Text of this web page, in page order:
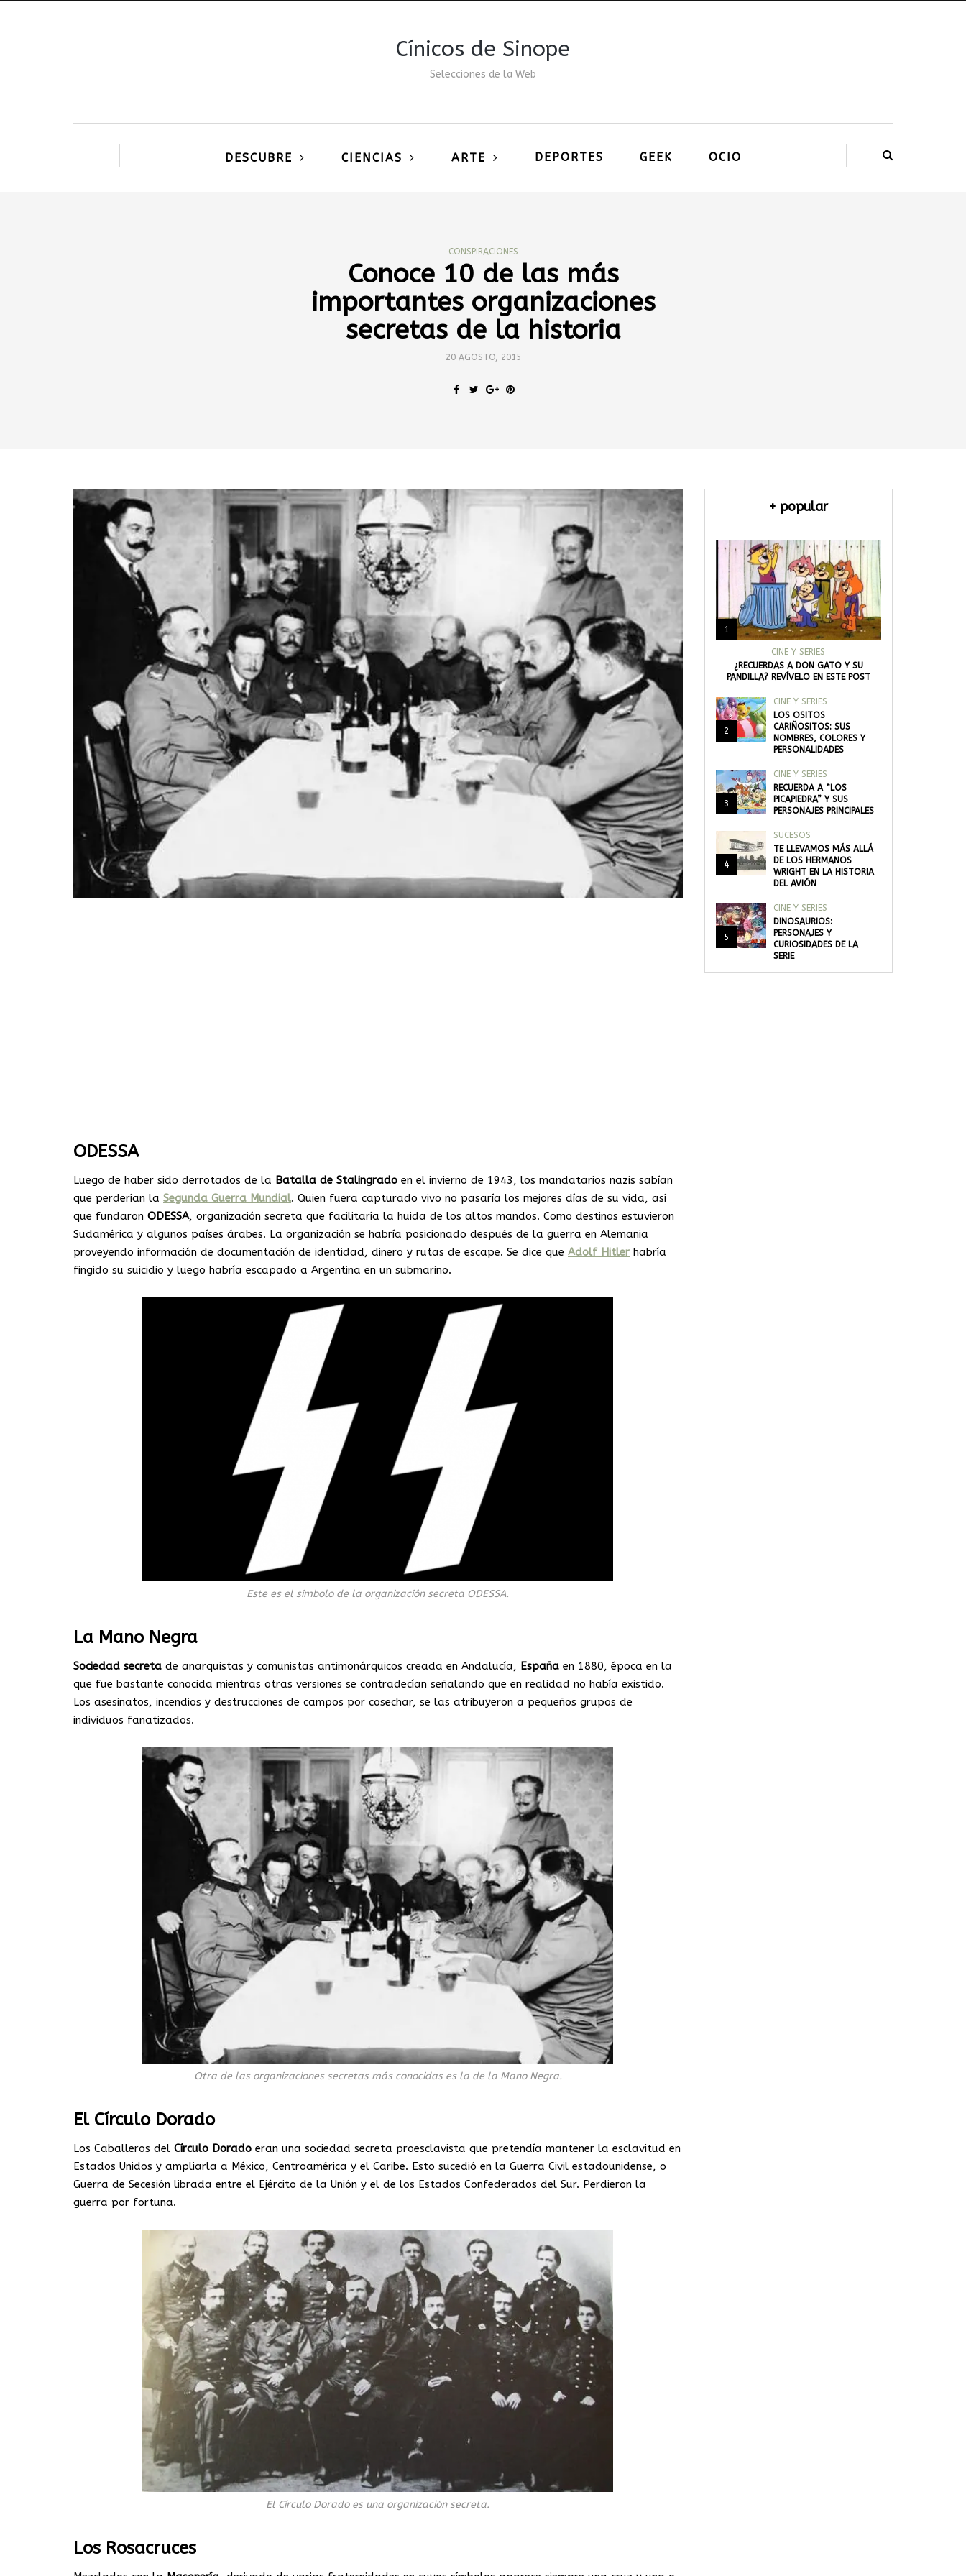
Cínicos de Sinope
Selecciones de la Web
DESCUBRE CIENCIAS ARTE DEPORTES GEEK OCIO
CONSPIRACIONES
Conoce 10 de las más
importantes organizaciones
secretas de la historia
20 AGOSTO, 2015
ODESSA
Luego de haber sido derrotados de la Batalla de Stalingrado en el invierno de 1943, los mandatarios nazis sabían
que perderían la Segunda Guerra Mundial. Quien fuera capturado vivo no pasaría los mejores días de su vida, así
que fundaron ODESSA, organización secreta que facilitaría la huida de los altos mandos. Como destinos estuvieron
Sudamérica y algunos países árabes. La organización se habría posicionado después de la guerra en Alemania
proveyendo información de documentación de identidad, dinero y rutas de escape. Se dice que Adolf Hitler habría
fingido su suicidio y luego habría escapado a Argentina en un submarino.
Este es el símbolo de la organización secreta ODESSA.
La Mano Negra
Sociedad secreta de anarquistas y comunistas antimonárquicos creada en Andalucía, España en 1880, época en la
que fue bastante conocida mientras otras versiones se contradecían señalando que en realidad no había existido.
Los asesinatos, incendios y destrucciones de campos por cosechar, se las atribuyeron a pequeños grupos de
individuos fanatizados.
Otra de las organizaciones secretas más conocidas es la de la Mano Negra.
El Círculo Dorado
Los Caballeros del Círculo Dorado eran una sociedad secreta proesclavista que pretendía mantener la esclavitud en
Estados Unidos y ampliarla a México, Centroamérica y el Caribe. Esto sucedió en la Guerra Civil estadounidense, o
Guerra de Secesión librada entre el Ejército de la Unión y el de los Estados Confederados del Sur. Perdieron la
guerra por fortuna.
El Círculo Dorado es una organización secreta.
Los Rosacruces
+ popular
1
CINE Y SERIES
¿RECUERDAS A DON GATO Y SU
PANDILLA? REVÍVELO EN ESTE POST
2
CINE Y SERIES
LOS OSITOS
CARIÑOSITOS: SUS
NOMBRES, COLORES Y
PERSONALIDADES
3
CINE Y SERIES
RECUERDA A “LOS
PICAPIEDRA” Y SUS
PERSONAJES PRINCIPALES
4
SUCESOS
TE LLEVAMOS MÁS ALLÁ
DE LOS HERMANOS
WRIGHT EN LA HISTORIA
DEL AVIÓN
5
CINE Y SERIES
DINOSAURIOS:
PERSONAJES Y
CURIOSIDADES DE LA
SERIE